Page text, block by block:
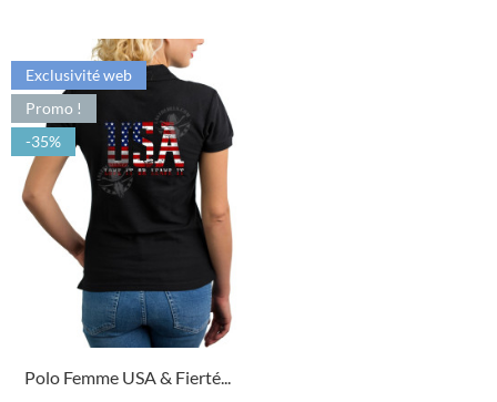
Polo Femme USA & Fierté...
Exclusivité web
Promo !
-35%